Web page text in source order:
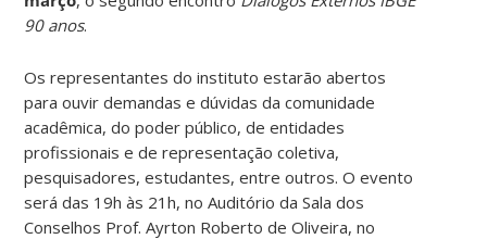
90 anos.
Os representantes do instituto estarão abertos
para ouvir demandas e dúvidas da comunidade
acadêmica, do poder público, de entidades
profissionais e de representação coletiva,
pesquisadores, estudantes, entre outros. O evento
será das 19h às 21h, no Auditório da Sala dos
Conselhos Prof. Ayrton Roberto de Oliveira, no